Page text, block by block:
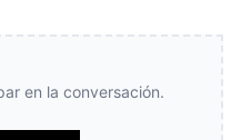
en la conversación.